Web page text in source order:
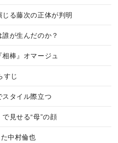
じる藤次の正体が判明
誰が生んだのか？
棒』オマージュ
すじ
タイル際立つ
見せる“母”の顔
中村倫也